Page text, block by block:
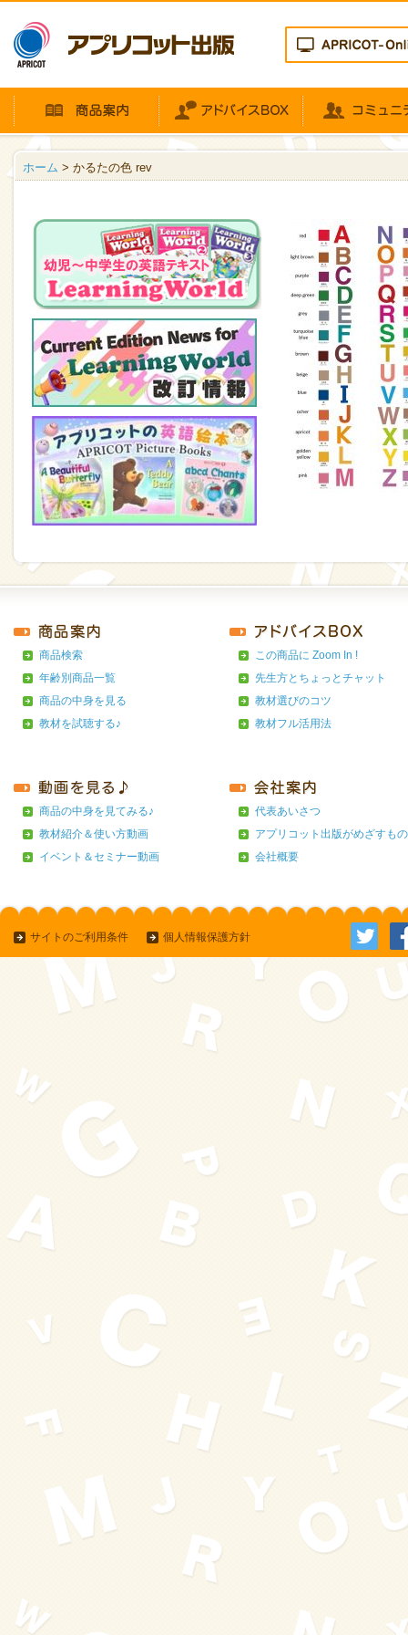
ホーム > かるたの色 rev
商品検索
年齢別商品一覧
商品の中身を見る
教材を試聴する♪
この商品に Zoom In !
先生方とちょっとチャット
教材選びのコツ
教材フル活用法
商品の中身を見てみる♪
教材紹介＆使い方動画
イベント＆セミナー動画
代表あいさつ
アプリコット出版がめざすもの
会社概要
サイトのご利用条件 個人情報保護方針